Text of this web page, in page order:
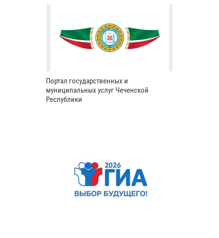
Портал государственных и
муниципальных услуг Чеченской
Республики